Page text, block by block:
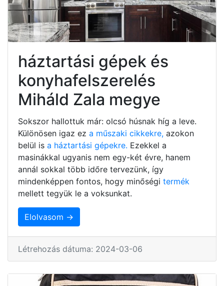
háztartási gépek és
konyhafelszerelés
Miháld Zala megye
Sokszor hallottuk már: olcsó húsnak híg a leve.
Különösen igaz ez a műszaki cikkekre, azokon
belül is a háztartási gépekre. Ezekkel a
masinákkal ugyanis nem egy-két évre, hanem
annál sokkal több időre tervezünk, így
mindenképpen fontos, hogy minőségi termék
mellett tegyük le a voksunkat.
Elolvasom →
Létrehozás dátuma: 2024-03-06